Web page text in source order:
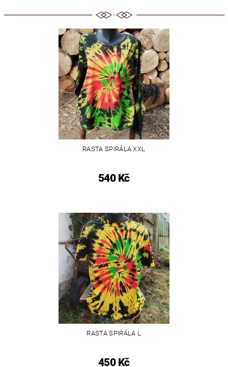
RASTA SPIRÁLA XXL
540 Kč
RASTA SPIRÁLA L
450 Kč